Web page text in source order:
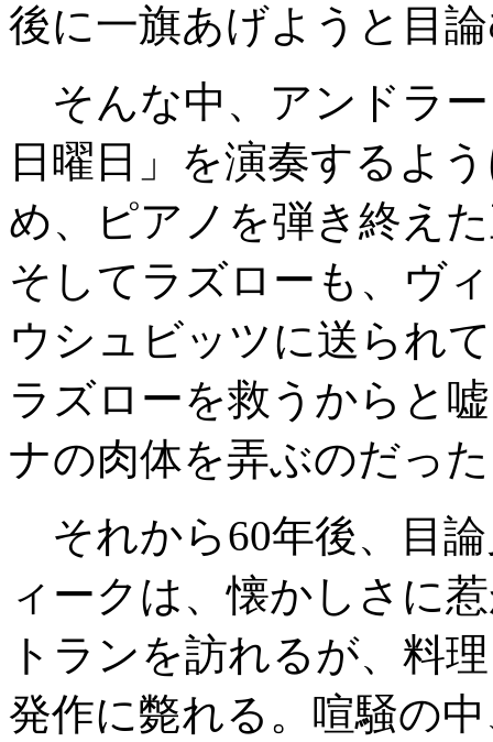
後に一旗あげようと目
そんな中、アンドラ
日曜日」を演奏するよ
め、ピアノを弾き終え
そしてラズローも、ヴ
ウシュビッツに送られ
ラズローを救うからと
ナの肉体を弄ぶのだっ
それから60年後、目
ィークは、懐かしさに
トランを訪れるが、料
発作に斃れる。喧騒の